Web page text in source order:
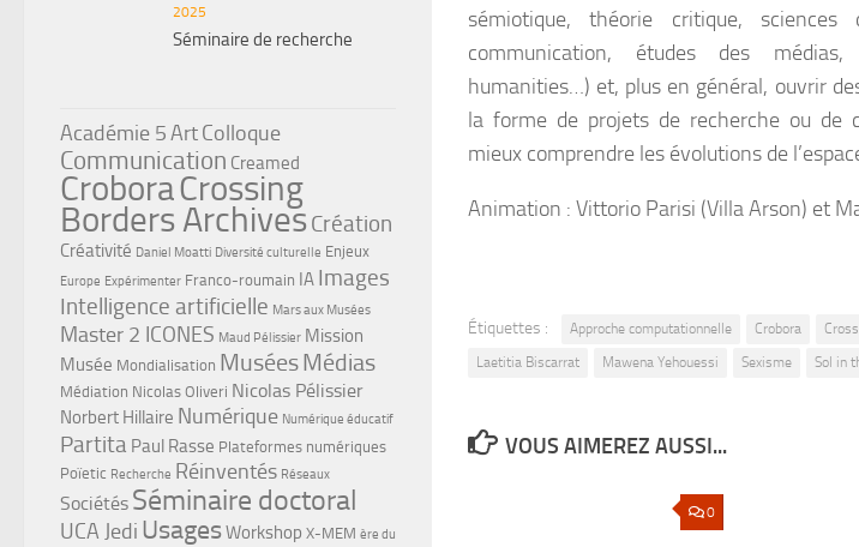
sémiotique, théorie critique,
communication, études des
humanities…) et, plus en général, ouvrir
la forme de projets de recherche ou de
mieux comprendre les évolutions de
Animation : Vittorio Parisi (Villa Arson) et
Étiquettes : Approche computationnelle Crobora
Laetitia Biscarrat
Mawena Yehouessi Sexisme Sol in
VOUS AIMEREZ AUSSI...
0
2025
Séminaire de recherche
Académie 5ArtColloque
Communication Creamed
CroboraCrossing
Borders ArchivesCréation
Créativité Daniel Moatti Diversité culturelle Enjeux
Europe Expérimenter Franco-roumain IA Images
Intelligence artificielle Mars aux Musées
Master 2 ICONES Maud Pélissier Mission
Musée Mondialisation MuséesMédias
Médiation Nicolas Oliveri Nicolas Pélissier
Norbert Hillaire Numérique Numérique éducatif
Partita Paul Rasse Plateformes numériques
Poïetic Recherche Réinventés Réseaux
Sociétés Séminaire doctoral
UCA Jedi UsagesWorkshop X-MEM ère du